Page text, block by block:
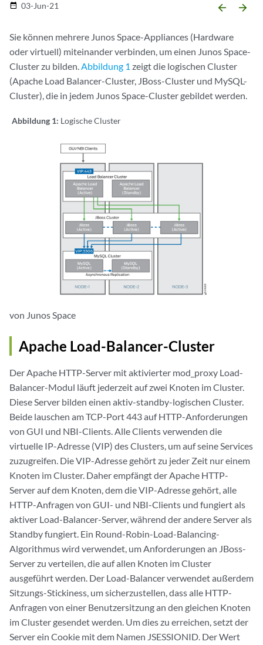
date_range 03-Jun-21 arrow_backward arrow_forward
Sie können mehrere Junos Space-Appliances (Hardware
oder virtuell) miteinander verbinden, um einen Junos Space-
Cluster zu bilden.Abbildung 1 zeigt die logischen Cluster
(Apache Load Balancer-Cluster, JBoss-Cluster und MySQL-
Cluster), die in jedem Junos Space-Cluster gebildet werden.
Abbildung 1: Logische Cluster
von Junos Space
Apache Load-Balancer-Cluster
Der Apache HTTP-Server mit aktivierter mod_proxy Load-
Balancer-Modul läuft jederzeit auf zwei Knoten im Cluster.
Diese Server bilden einen aktiv-standby-logischen Cluster.
Beide lauschen am TCP-Port 443 auf HTTP-Anforderungen
von GUI und NBI-Clients. Alle Clients verwenden die
virtuelle IP-Adresse (VIP) des Clusters, um auf seine Services
zuzugreifen. Die VIP-Adresse gehört zu jeder Zeit nur einem
Knoten im Cluster. Daher empfängt der Apache HTTP-
Server auf dem Knoten, dem die VIP-Adresse gehört, alle
HTTP-Anfragen von GUI- und NBI-Clients und fungiert als
aktiver Load-Balancer-Server, während der andere Server als
Standby fungiert. Ein Round-Robin-Load-Balancing-
Algorithmus wird verwendet, um Anforderungen an JBoss-
Server zu verteilen, die auf allen Knoten im Cluster
ausgeführt werden. Der Load-Balancer verwendet außerdem
Sitzungs-Stickiness, um sicherzustellen, dass alle HTTP-
Anfragen von einer Benutzersitzung an den gleichen Knoten
im Cluster gesendet werden. Um dies zu erreichen, setzt der
Server ein Cookie mit dem Namen JSESSIONID. Der Wert